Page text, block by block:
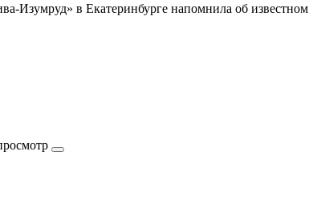
Изумруд» в Екатеринбурге напомнила об